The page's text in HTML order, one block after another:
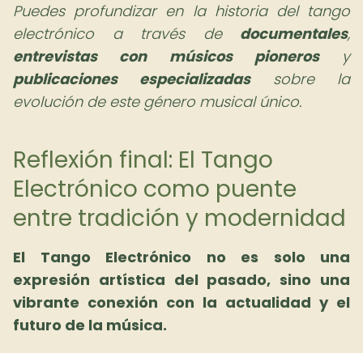
Puedes profundizar en la historia del tango
electrónico a través de documentales,
entrevistas con músicos pionerosy
publicaciones especializadassobre la
evolución de este género musical único.
Reflexión final: El Tango
Electrónico como puente
entre tradición y modernidad
El Tango Electrónico no es solo una
expresión artística del pasado, sino una
vibrante conexión con la actualidad y el
futuro de la música.